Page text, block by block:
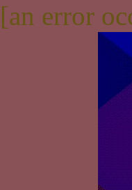
[an error